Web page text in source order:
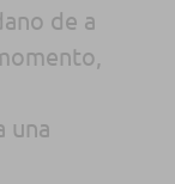
de a
una